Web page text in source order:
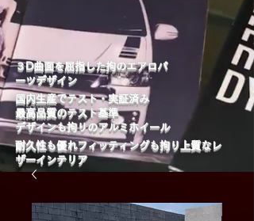
​３D曲面を屈指した拘のエアロパ
ーツデザイン
国内生産でテスト・実証済み
最高品質のテスト基準
デザインも拘りのアルミホイール
​耐久性も優れフィッティングも拘り上質なレ
ザーインテリア